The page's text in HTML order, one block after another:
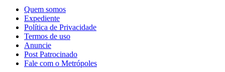
Quem somos
Expediente
Política de Privacidade
Termos de uso
Anuncie
Post Patrocinado
Fale com o Metrópoles